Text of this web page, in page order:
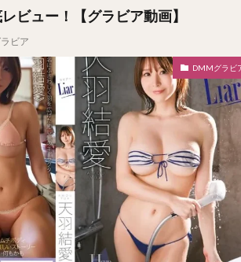
ビュー！【グラビア動画】
ビア
DMMグラビ